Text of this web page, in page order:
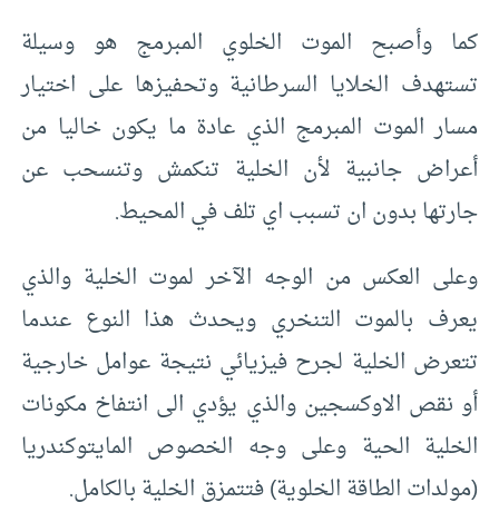
كما وأصبح الموت الخلوي المبرمج هو وسيلة
تستهدف الخلايا السرطانية وتحفيزها على اختيار
مسار الموت المبرمج الذي عادة ما يكون خاليا من
أعراض جانبية لأن الخلية تنكمش وتنسحب عن
جارتها بدون ان تسبب اي تلف في المحيط.
وعلى العكس من الوجه الآخر لموت الخلية والذي
يعرف بالموت التنخري ويحدث هذا النوع عندما
تتعرض الخلية لجرح فيزيائي نتيجة عوامل خارجية
أو نقص الاوكسجين والذي يؤدي الى انتفاخ مكونات
الخلية الحية وعلى وجه الخصوص المايتوكندريا
(مولدات الطاقة الخلوية) فتتمزق الخلية بالكامل.